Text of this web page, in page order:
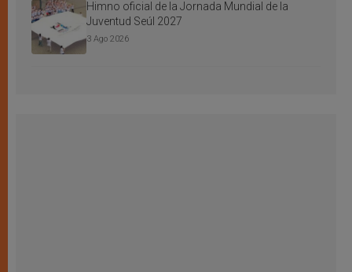
Himno oficial de la Jornada Mundial de la
Juventud Seúl 2027
3 Ago 2026